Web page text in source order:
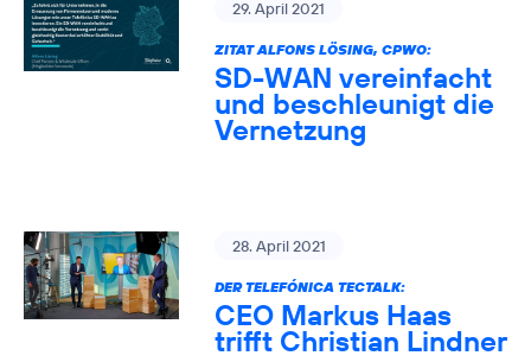
29. April 2021
ZITAT ALFONS LÖSING, CPWO:
SD-WAN vereinfacht
und beschleunigt die
Vernetzung
28. April 2021
DER TELEFÓNICA TECTALK:
CEO Markus Haas
trifft Christian Lindner